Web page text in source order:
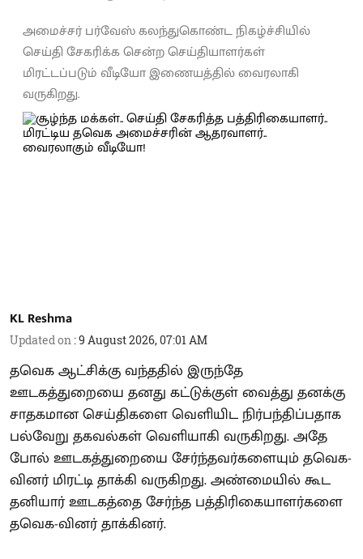
அமைச்சர் பர்வேஸ் கலந்துகொண்ட நிகழ்ச்சியில்
செய்தி சேகரிக்க சென்ற செய்தியாளர்கள்
மிரட்டப்படும் வீடியோ இணையத்தில் வைரலாகி
வருகிறது.
KL Reshma
Updated on :9 August 2026, 07:01 AM
தவெக ஆட்சிக்கு வந்ததில் இருந்தே
ஊடகத்துறையை தனது கட்டுக்குள் வைத்து தனக்கு
சாதகமான செய்திகளை வெளியிட நிர்பந்திப்பதாக
பல்வேறு தகவல்கள் வெளியாகி வருகிறது. அதே
போல் ஊடகத்துறையை சேர்ந்தவர்களையும் தவெக-
வினர் மிரட்டி தாக்கி வருகிறது. அண்மையில் கூட
தனியார் ஊடகத்தை சேர்ந்த பத்திரிகையாளர்களை
தவெக-வினர் தாக்கினர்.